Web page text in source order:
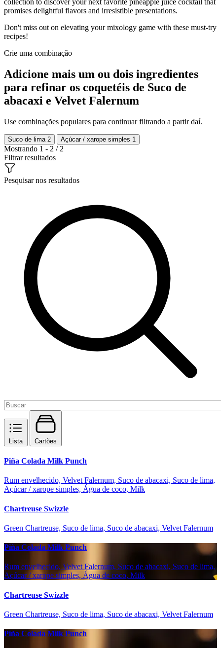
collection to discover your next favorite pineapple juice cocktail that
promises delightful flavors and irresistible presentations.
Don't miss out on elevating your mixology game with these must-try
recipes!
Crie uma combinação
Adicione mais um ou dois ingredientes
para refinar os coquetéis de Suco de
abacaxi e Velvet Falernum
Use combinações populares para continuar filtrando a partir daí.
Suco de lima 2 Açúcar / xarope simples 1
Mostrando 1 - 2 / 2
Filtrar resultados
Pesquisar nos resultados
Lista Cartões
Piña Colada Milk Punch
Rum envelhecido, Velvet Falernum, Suco de abacaxi, Suco de lima,
Açúcar / xarope simples, Água de coco, Milk
Chartreuse Swizzle
Green Chartreuse, Suco de lima, Suco de abacaxi, Velvet Falernum
Piña Colada Milk Punch
Rum envelhecido, Velvet Falernum, Suco de abacaxi, Suco de lima,
Açúcar / xarope simples, Água de coco, Milk
Chartreuse Swizzle
Green Chartreuse, Suco de lima, Suco de abacaxi, Velvet Falernum
Piña Colada Milk Punch